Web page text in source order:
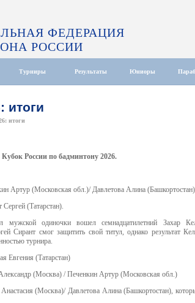
ФЕДЕРАЦИЯ
РОССИИ
Турниры Результаты Юниоры
итоги
итоги
Кубок России по бадминтону 2026.
Артур (Московская обл.)/ Давлетова Алина (Башкортостан)
Сергей (Татарстан).
одиночки вошел семнадцатилетний Захар
Сирант смог защитить свой титул, однако результат
турнира.
Евгения (Татарстан)
(Москва) / Печенкин Артур (Московская обл.)
(Москва)/ Давлетова Алина (Башкортостан),